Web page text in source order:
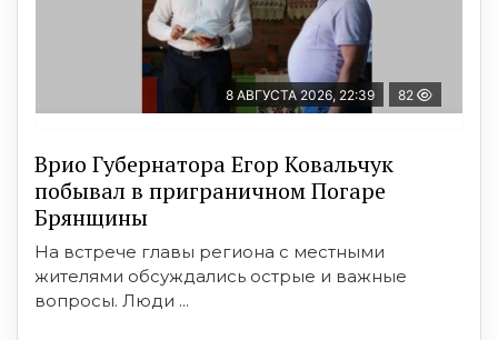
8 АВГУСТА 2026, 22:39 82
Врио Губернатора Егор Ковальчук
побывал в приграничном Погаре
Брянщины
На встрече главы региона с местными
жителями обсуждались острые и важные
вопросы. Люди ...